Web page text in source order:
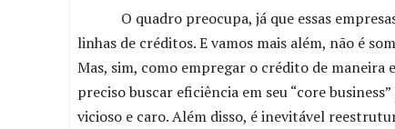
O quadro preocupa, já que essas empresas
linhas de créditos. E vamos mais além, não é
Mas, sim, como empregar o crédito de maneira
preciso buscar eficiência em seu “core
vicioso e caro. Além disso, é inevitável